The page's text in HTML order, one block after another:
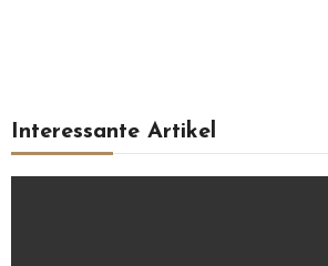
Interessante Artikel